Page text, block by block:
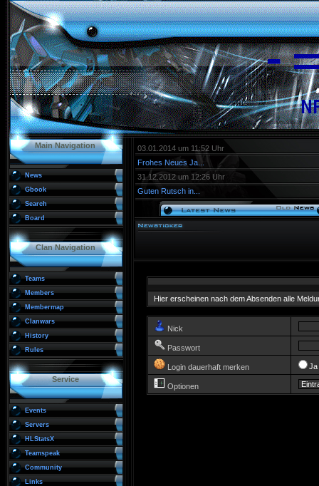
Main Navigation
News
Gbook
Search
Board
Clan Navigation
Teams
Members
Membermap
Clanwars
History
Rules
Service
Events
Servers
HLStatsX
Teamspeak
Community
Links
03.01.2014 um 11:52 Uhr
Frohes Neues Ja...
31.12.2012 um 12:26 Uhr
Guten Rutsch in...
Hier erscheinen nach dem Absenden alle
Nick
Passwort
Login dauerhaft merken Ja
Optionen